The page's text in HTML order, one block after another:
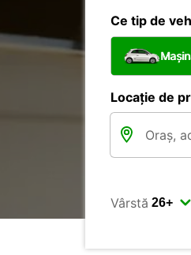
Ce tip de
Locație de
Vârstă